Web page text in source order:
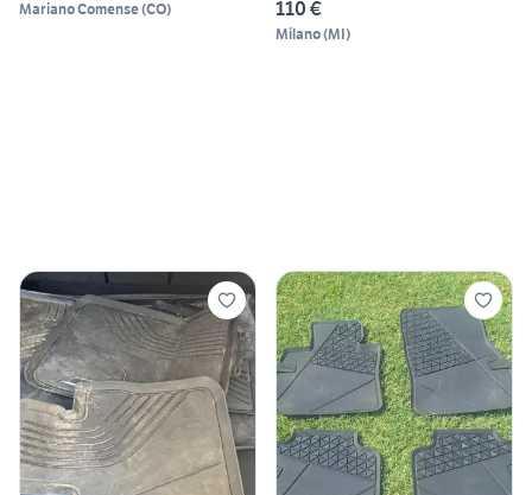
Mariano Comense(CO) 110 €
Milano(MI)